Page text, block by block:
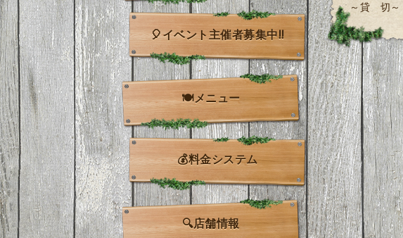
～貸 切～
🎈イベント主催者募集中!!
🍽️メニュー
💰料金システム
🔍店舗情報